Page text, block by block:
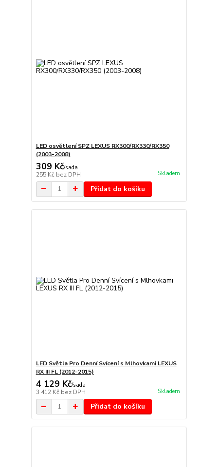
LED osvětlení SPZ LEXUS RX300/RX330/RX350
(2003-2008)
309 Kč/sada
255 Kč bez DPH Skladem
Přidat do košíku
LED Světla Pro Denní Svícení s Mlhovkami LEXUS
RX III FL (2012-2015)
4 129 Kč/sada
3 412 Kč bez DPH Skladem
Přidat do košíku